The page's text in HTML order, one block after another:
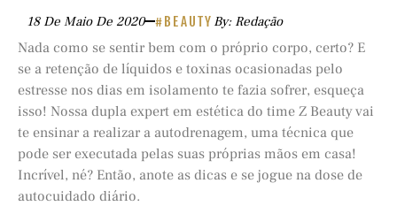
18 De Maio De 2020 #BEAUTY By: Redação
Nada como se sentir bem com o próprio corpo, certo? E
se a retenção de líquidos e toxinas ocasionadas pelo
estresse nos dias em isolamento te fazia sofrer, esqueça
isso! Nossa dupla expert em estética do time Z Beauty vai
te ensinar a realizar a autodrenagem, uma técnica que
pode ser executada pelas suas próprias mãos em casa!
Incrível, né? Então, anote as dicas e se jogue na dose de
autocuidado diário.